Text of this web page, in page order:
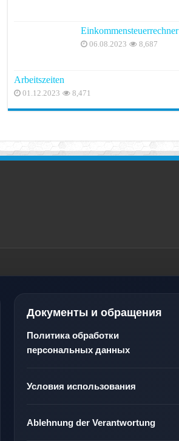
Einkommensteuerrechner
06.08.2023 8,687
Arbeitszeiten
01.12.2023 8,471
Документы и обращения
Политика обработки
персональных данных
Условия использования
Ablehnung der Verantwortung